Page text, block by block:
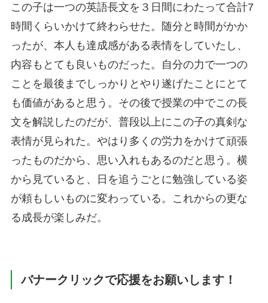
この子は一つの英語長文を３日間にわたって合計7
時間くらいかけて終わらせた。随分と時間がかか
ったが、本人も達成感がある表情をしていたし、
内容もとても良いものだった。自分の力で一つの
ことを最後までしっかりとやり遂げたことにとて
も価値があると思う。その後で授業の中でこの長
文を解説したのだが、普段以上にこの子の真剣な
表情が見られた。やはり多くの労力をかけて頑張
ったものだから、思い入れもあるのだと思う。横
から見ていると、日を追うごとに勉強している姿
が頼もしいものに変わっている。これからの更な
る成長が楽しみだ。
バナークリックで応援をお願いします！